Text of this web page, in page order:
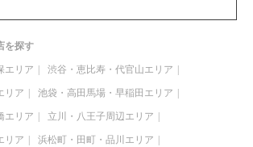
を探す
エリア 渋谷・恵比寿・代官山エリア
リア 池袋・高田馬場・早稲田エリア
エリア 立川・八王子周辺エリア
リア 浜松町・田町・品川エリア